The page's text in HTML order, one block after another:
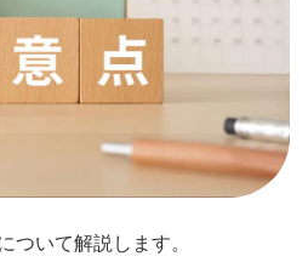
ついて解説します。